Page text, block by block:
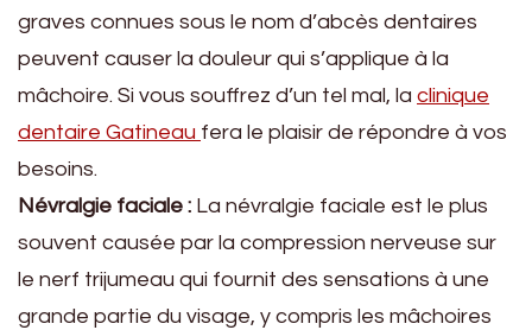
graves connues sous le nom d’abcès dentaires
peuvent causer la douleur qui s’applique à la
mâchoire. Si vous souffrez d’un tel mal, la clinique
dentaire Gatineau fera le plaisir de répondre à vos
besoins.
Névralgie faciale : La névralgie faciale est le plus
souvent causée par la compression nerveuse sur
le nerf trijumeau qui fournit des sensations à une
grande partie du visage, y compris les mâchoires